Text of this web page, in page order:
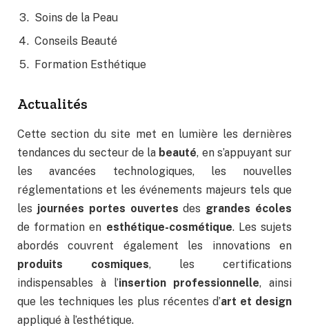
Soins de la Peau
Conseils Beauté
Formation Esthétique
Actualités
Cette section du site met en lumière les dernières
tendances du secteur de la beauté, en s’appuyant sur
les avancées technologiques, les nouvelles
réglementations et les événements majeurs tels que
les journées portes ouvertes des grandes écoles
de formation en esthétique-cosmétique. Les sujets
abordés couvrent également les innovations en
produits cosmiques, les certifications
indispensables à l’insertion professionnelle, ainsi
que les techniques les plus récentes d’art et design
appliqué à l’esthétique.